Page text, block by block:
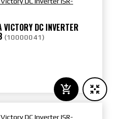
DC INVERTER
(10000041 )